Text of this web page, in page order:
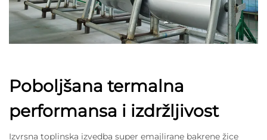
Poboljšana termalna
performansa i izdržljivost
Izvrsna toplinska izvedba super emajlirane bakrene žice